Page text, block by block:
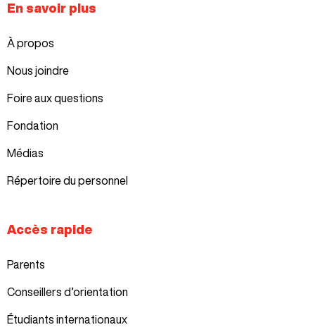
En savoir plus
À propos
Nous joindre
Foire aux questions
Fondation
Médias
Répertoire du personnel
Accès rapide
Parents
Conseillers d’orientation
Étudiants internationaux